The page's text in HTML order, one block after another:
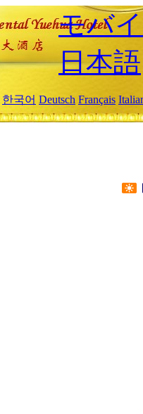
モバ
日本語
한국어 Deutsch Français